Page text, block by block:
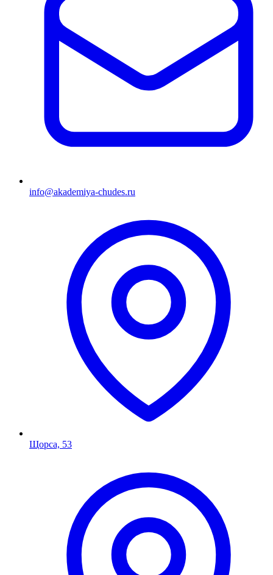
info@akademiya-chudes.ru
Щорса, 53